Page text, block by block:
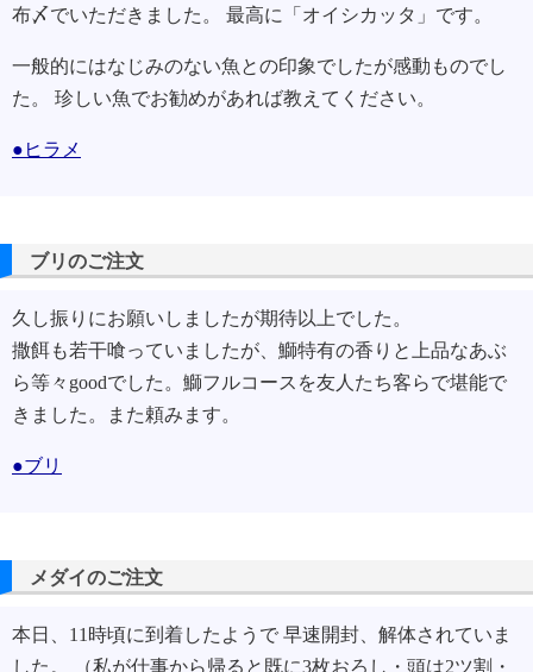
布〆でいただきました。 最高に「オイシカッタ」です。
一般的にはなじみのない魚との印象でしたが感動ものでし
た。 珍しい魚でお勧めがあれば教えてください。
●ヒラメ
ブリのご注文
久し振りにお願いしましたが期待以上でした。
撒餌も若干喰っていましたが、鰤特有の香りと上品なあぶ
ら等々goodでした。鰤フルコースを友人たち客らで堪能で
きました。また頼みます。
●ブリ
メダイのご注文
本日、11時頃に到着したようで 早速開封、解体されていま
した。 （私が仕事から帰ると既に3枚おろし・頭は2ツ割・